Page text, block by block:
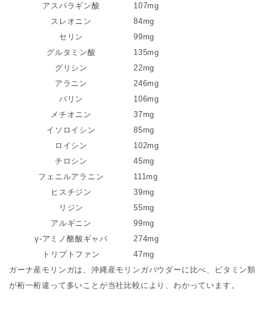
アスパラギン酸
107mg
スレオニン
84mg
セリン
99mg
グルタミン酸
135mg
グリシン
22mg
アラニン
246mg
バリン
106mg
メチオニン
37mg
イソロイシン
85mg
ロイシン
102mg
チロシン
45mg
フェニルアラニン
111mg
ヒスチジン
39mg
リジン
55mg
アルギニン
99mg
γ-アミノ酪酸ギャバ
274mg
トリプトファン
47mg
ガーナ産モリンガは、沖縄産モリンガパウダーに比べ、ビタミン類
が桁一桁違って多いことが当社比較により、わかっています。